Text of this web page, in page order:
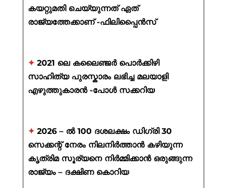
കയറ്റുമതി ചെയ്യുന്നത് ഏത്
രാജ്യത്തേക്കാണ് -ഫിലിപ്പൈൻസ്
✦ 2021 ലെ കലൈഞ്ജർ പൊർക്കിഴി
സാഹിത്യ പുരസ്കാരം ലഭിച്ച മലയാളി
എഴുത്തുകാരൻ -പോൾ സക്കറിയ
✦ 2026 – ൽ 100 ദശലക്ഷം ഡിഗ്രി 30
സെക്കന്റ് നേരം നിലനിർത്താൻ കഴിയുന്ന
കൃത്രിമ സൂര്യനെ നിർമ്മിക്കാൻ ഒരുങ്ങുന്ന
രാജ്യം – ദക്ഷിണ കൊറിയ